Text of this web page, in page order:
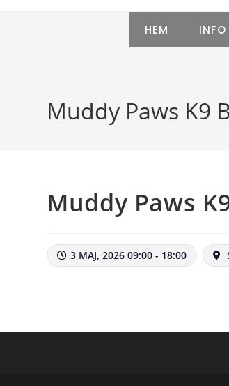
HEM INFO
Muddy Paws K9
Muddy Paws
3 MAJ, 2026 09:00 - 18:00